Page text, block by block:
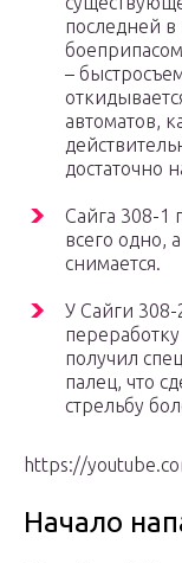
последней
–
автоматов,
достаточно
Сайга 308-1
всего одно,
снимается.
У Сайги
получил
палец, что
стрельбу
https://
Начало